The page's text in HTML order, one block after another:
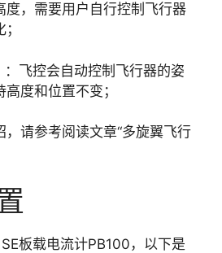
度，需要用户自行控制飞行器
：飞控会自动控制飞行器的姿
度和位置不变；
，请参考阅读文章“多旋翼飞行
板载电流计PB100，以下是